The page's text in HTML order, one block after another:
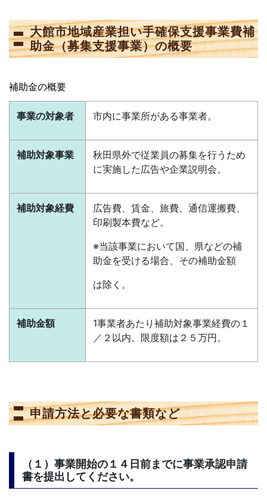
大館市地域産業担い手確保支援事業費補
助金（募集支援事業）の概要
補助金の概要
事業の対象者 市内に事業所がある事業者。
補助対象事業
秋田県外で従業員の募集を行うため
に実施した広告や企業説明会。
補助対象経費
広告費、賃金、旅費、通信運搬費、
印刷製本費など。
※当該事業において国、県などの補
助金を受ける場合、その補助金額
は除く。
補助金額
1事業者あたり補助対象事業経費の１
／２以内。限度額は２５万円。
申請方法と必要な書類など
（１）事業開始の１４日前までに事業承認申請
書を提出してください。